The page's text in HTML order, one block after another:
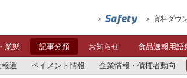
資料ダウ
業態 記事分類 お知らせ 食品速報用語
道 ペイメント情報 企業情報・債権者動向